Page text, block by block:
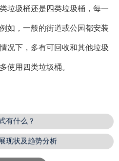
垃圾桶还是四类垃圾桶，每一
如，一般的街道或公园都安装
况下，多有可回收和其他垃圾
使用四类垃圾桶。
有什么？
现状及趋势分析